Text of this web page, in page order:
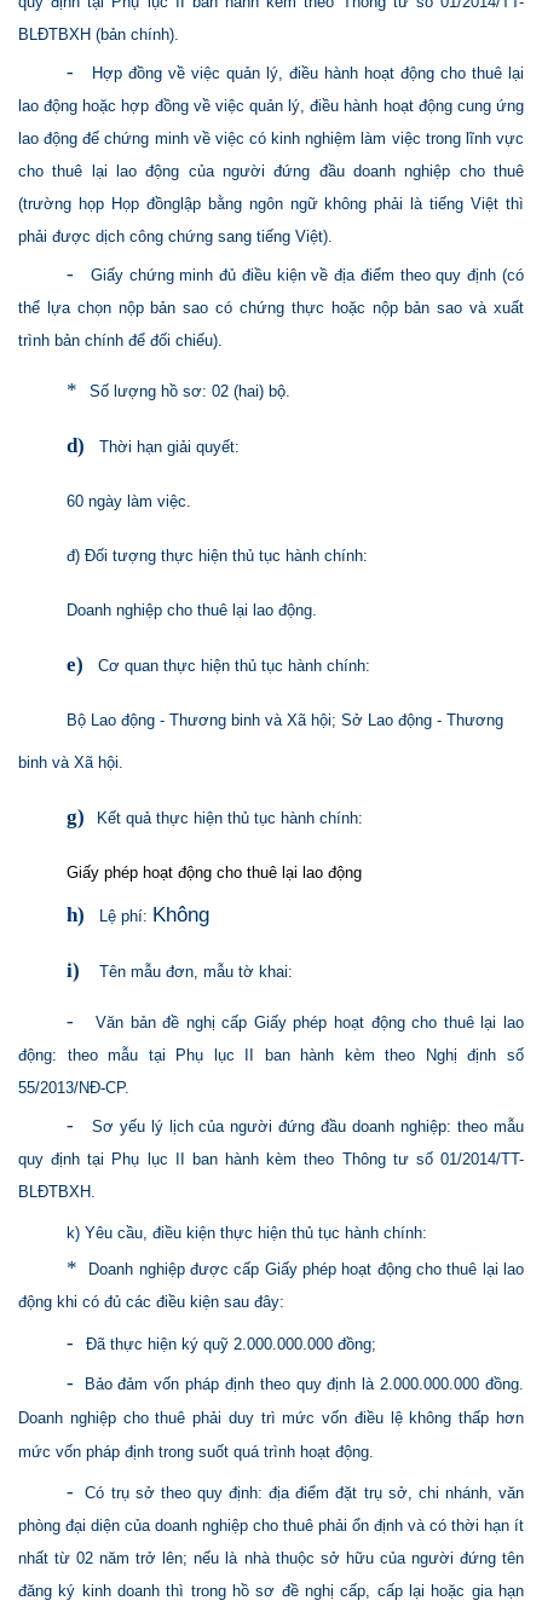
BLĐTBXH (bản chính).
-
Hợp đồng về việc quản lý, điều hành hoạt động cho thuê lại
lao động hoặc hợp đồng về việc quản lý, điều hành hoạt động cung ứng
lao động để chứng minh về việc có kinh nghiệm làm việc trong lĩnh vực
cho thuê lại lao động của người đứng đầu doanh nghiệp cho thuê
(trường họp Họp đồnglập bằng ngôn ngữ không phải là tiếng Việt thì
phải được dịch công chứng sang tiếng Việt).
-
Giấy chứng minh đủ điều kiện về địa điểm theo quy định (có
thể lựa chọn nộp bản sao có chứng thực hoặc nộp bản sao và xuất
trình bản chính để đối chiếu).
* Số lượng hồ sơ: 02 (hai) bộ.
d) Thời hạn giải quyết:
60 ngày làm việc.
đ) Đối tượng thực hiện thủ tục hành chính:
Doanh nghiệp cho thuê lại lao động.
e) Cơ quan thực hiện thủ tục hành chính:
Bộ Lao động - Thương binh và Xã hội; Sở Lao động - Thương
binh và Xã hội.
g) Kết quả thực hiện thủ tục hành chính:
Giấy phép hoạt động cho thuê lại lao động
h) Lệ phí: Không
i) Tên mẫu đơn, mẫu tờ khai:
-
Văn bản đề nghị cấp Giấy phép hoạt động cho thuê lại lao
động: theo mẫu tại Phụ lục II ban hành kèm theo Nghị định số
55/2013/NĐ-CP.
-
Sơ yếu lý lịch của người đứng đầu doanh nghiệp: theo mẫu
quy định tại Phụ lục II ban hành kèm theo Thông tư số 01/2014/TT-
BLĐTBXH.
k) Yêu cầu, điều kiện thực hiện thủ tục hành chính:
*
Doanh nghiệp được cấp Giấy phép hoạt động cho thuê lại lao
động khi có đủ các điều kiện sau đây:
- Đã thực hiện ký quỹ 2.000.000.000 đồng;
-
Bảo đảm vốn pháp định theo quy định là 2.000.000.000 đồng.
Doanh nghiệp cho thuê phải duy trì mức vốn điều lệ không thấp hơn
mức vốn pháp định trong suốt quá trình hoạt động.
-
Có trụ sở theo quy định: địa điểm đặt trụ sở, chi nhánh, văn
phòng đại diện của doanh nghiệp cho thuê phải ổn định và có thời hạn ít
nhất từ 02 năm trở lên; nếu là nhà thuộc sở hữu của người đứng tên
đăng ký kinh doanh thì trong hồ sơ đề nghị cấp, cấp lại hoặc gia hạn